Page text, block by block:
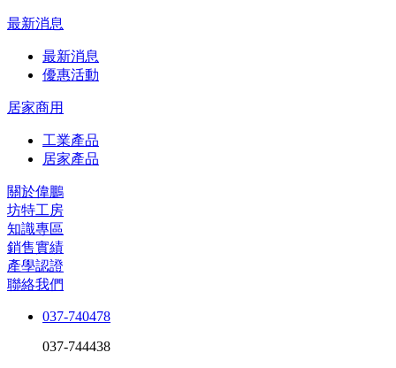
最新消息
最新消息
優惠活動
居家商用
工業產品
居家產品
關於偉鵬
坊特工房
知識專區
銷售實績
產學認證
聯絡我們
037-740478
037-744438